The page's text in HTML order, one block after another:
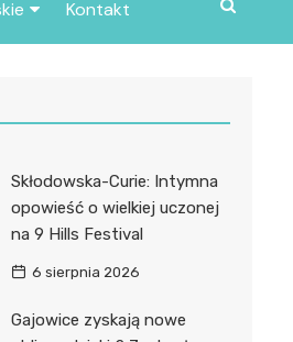
Kontakt
Skłodowska-Curie: Intymna
opowieść o wielkiej uczonej
na 9 Hills Festival
6 sierpnia 2026
Gajowice zyskają nowe